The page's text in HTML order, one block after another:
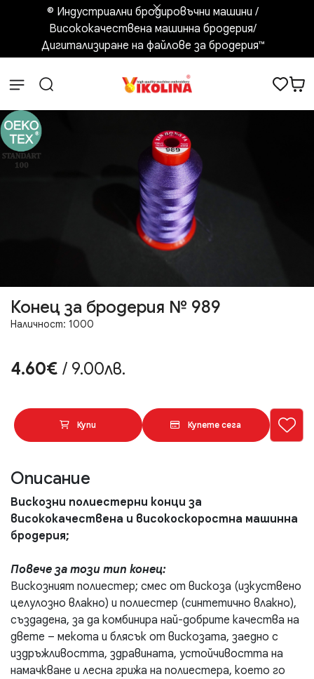
© Индустриални бродировъчни машини /
Висококачествена машинна бродерия/
Дигитализиране на файлове за бродерия™️
Конец за бродерия № 989
Наличност: 1000
4.60€ / 9.00лв.
Купи Купете сега
Описание
Вискозни полиестерни конци за
висококачествена и високоскоростна машинна
бродерия;
Повече за този тип конец:
Вискозният полиестер; смес от вискоза (изкуствено
целулозно влакно) и полиестер (синтетично влакно),
създадена, за да комбинира най-добрите качества на
двете – мекота и блясък от вискозата, заедно с
издръжливостта, здравината, устойчивостта на
намачкване и лесна грижа на полиестера, което го